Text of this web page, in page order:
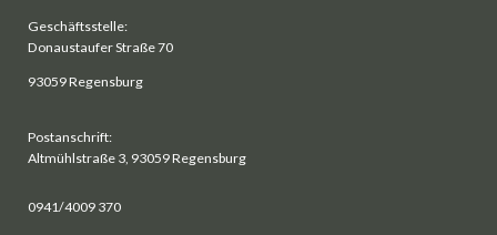
Geschäftsstelle:
Donaustaufer Straße 70
93059 Regensburg
Postanschrift:
Altmühlstraße 3, 93059 Regensburg
0941/4009 370